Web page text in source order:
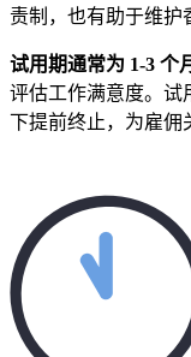
责制，也有助于维护
试用期通常为 1-3 个
评估工作满意度。试
下提前终止，为雇佣